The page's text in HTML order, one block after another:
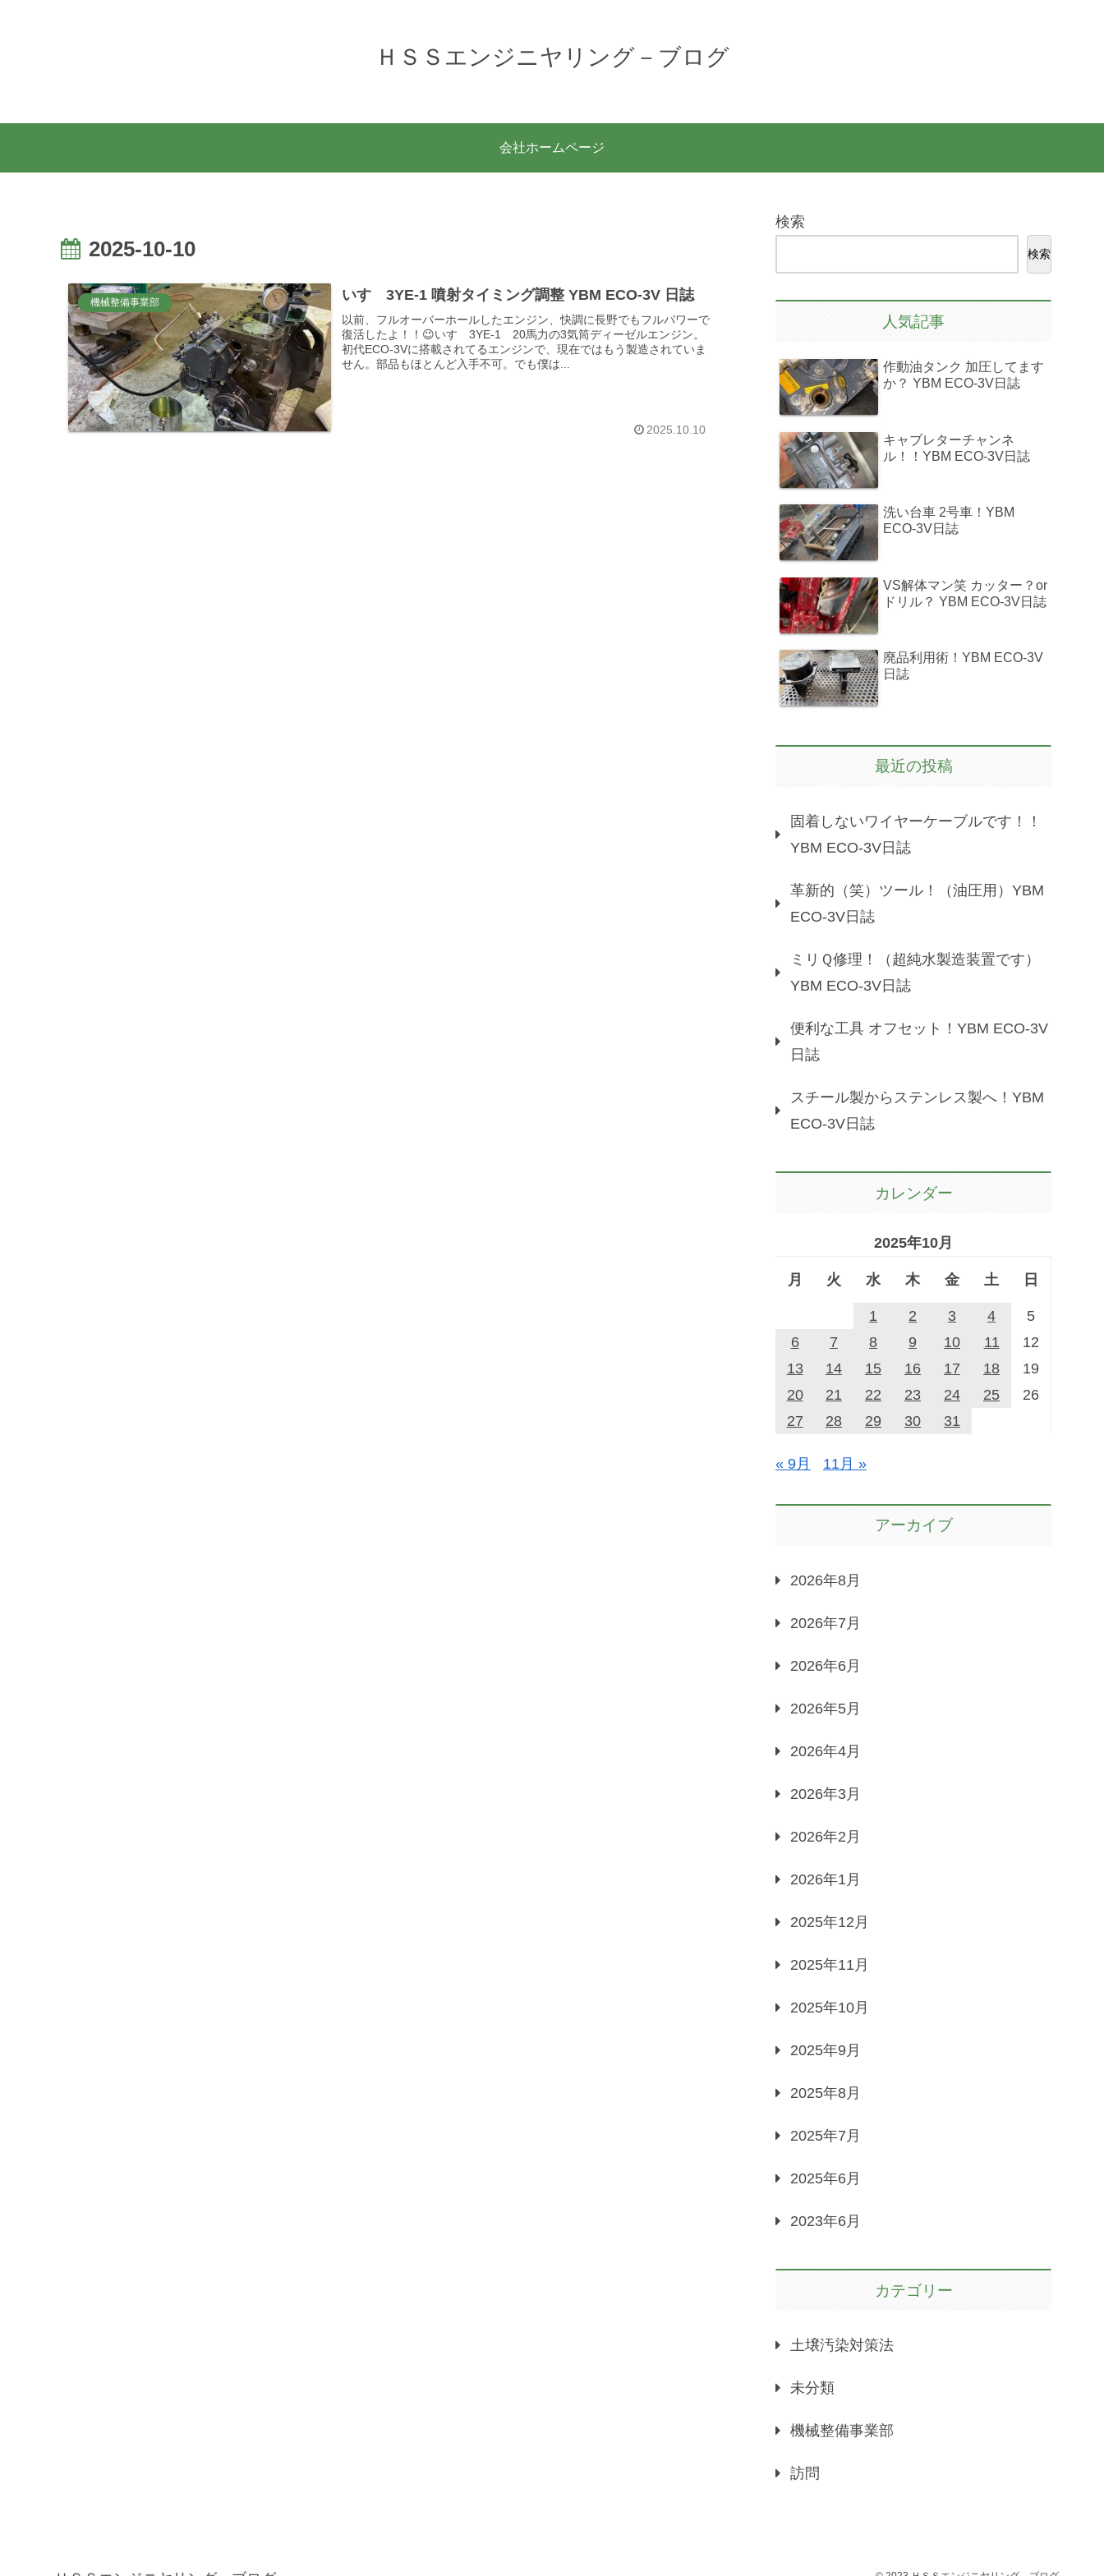
ＨＳＳエンジニヤリング－ブログ
会社ホームページ
2025-10-10
機械整備事業部 いすゞ3YE-1 噴射タイミング調整 YBM ECO-3V 日誌
以前、フルオーバーホールしたエンジン、快調に長野でもフルパワーで
復活したよ！！😉いすゞ3YE-1 20馬力の3気筒ディーゼルエンジン。
初代ECO-3Vに搭載されてるエンジンで、現在ではもう製造されていま
せん。部品もほとんど入手不可。でも僕は...
2025.10.10
検索
検索
人気記事
作動油タンク 加圧してます
か？ YBM ECO-3V日誌
キャブレターチャンネ
ル！！YBM ECO-3V日誌
洗い台車 2号車！YBM
ECO-3V日誌
VS解体マン笑 カッター？or
ドリル？ YBM ECO-3V日誌
廃品利用術！YBM ECO-3V
日誌
最近の投稿
固着しないワイヤーケーブルです！！
YBM ECO-3V日誌
革新的（笑）ツール！（油圧用）YBM
ECO-3V日誌
ミリＱ修理！（超純水製造装置です）
YBM ECO-3V日誌
便利な工具 オフセット！YBM ECO-3V
日誌
スチール製からステンレス製へ！YBM
ECO-3V日誌
カレンダー
2025年10月
月 火 水 木 金 土 日
1 2 3 4
5
6
7 8 9 10 11
12
13
14 15 16 17 18
19
20
21 22 23 24 25
26
27
28 29 30 31
« 9月 11月 »
アーカイブ
2026年8月
2026年7月
2026年6月
2026年5月
2026年4月
2026年3月
2026年2月
2026年1月
2025年12月
2025年11月
2025年10月
2025年9月
2025年8月
2025年7月
2025年6月
2023年6月
カテゴリー
土壌汚染対策法
未分類
機械整備事業部
訪問